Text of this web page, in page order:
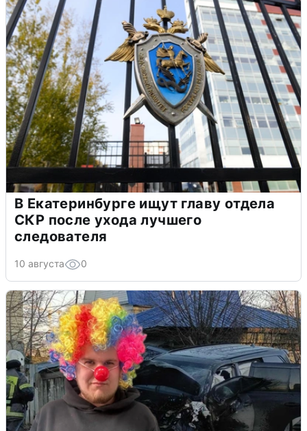
В Екатеринбурге ищут главу отдела
СКР после ухода лучшего
следователя
10 августа 0